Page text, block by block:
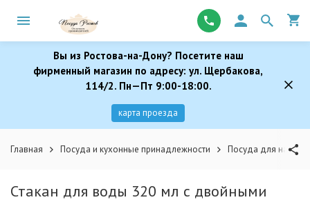
Вы из Ростова-на-Дону? Посетите наш
фирменный магазин по адресу: ул. Щербакова,
114/2. Пн—Пт 9:00-18:00.
карта проезда
Главная Посуда и кухонные принадлежности Посуда для
Стакан для воды 320 мл с двойными